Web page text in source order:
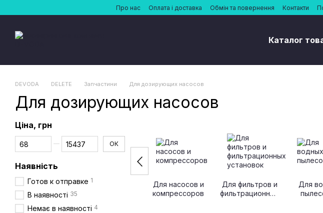
Перейти до основного контентуПро нас Оплата і доставка Обмін та повернення Контакти
Каталог
DEVODA DELETE Запчастини Для дозирующих насосов
Для дозирующих насосов
Для насосов и
компрессоров
Для фильтров и
фильтрационных
Для
Ціна, грн
Від Ціна, грн
До Ціна, грн ОК
Наявність
Готов к отправке 1
В наявності 35
Немає в наявності 4